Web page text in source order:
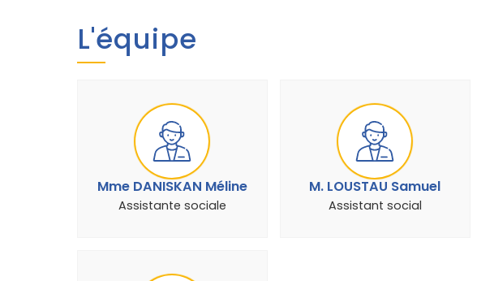
L'équipe
Mme DANISKAN Méline
Assistante sociale
M. LOUSTAU Samuel
Assistant social